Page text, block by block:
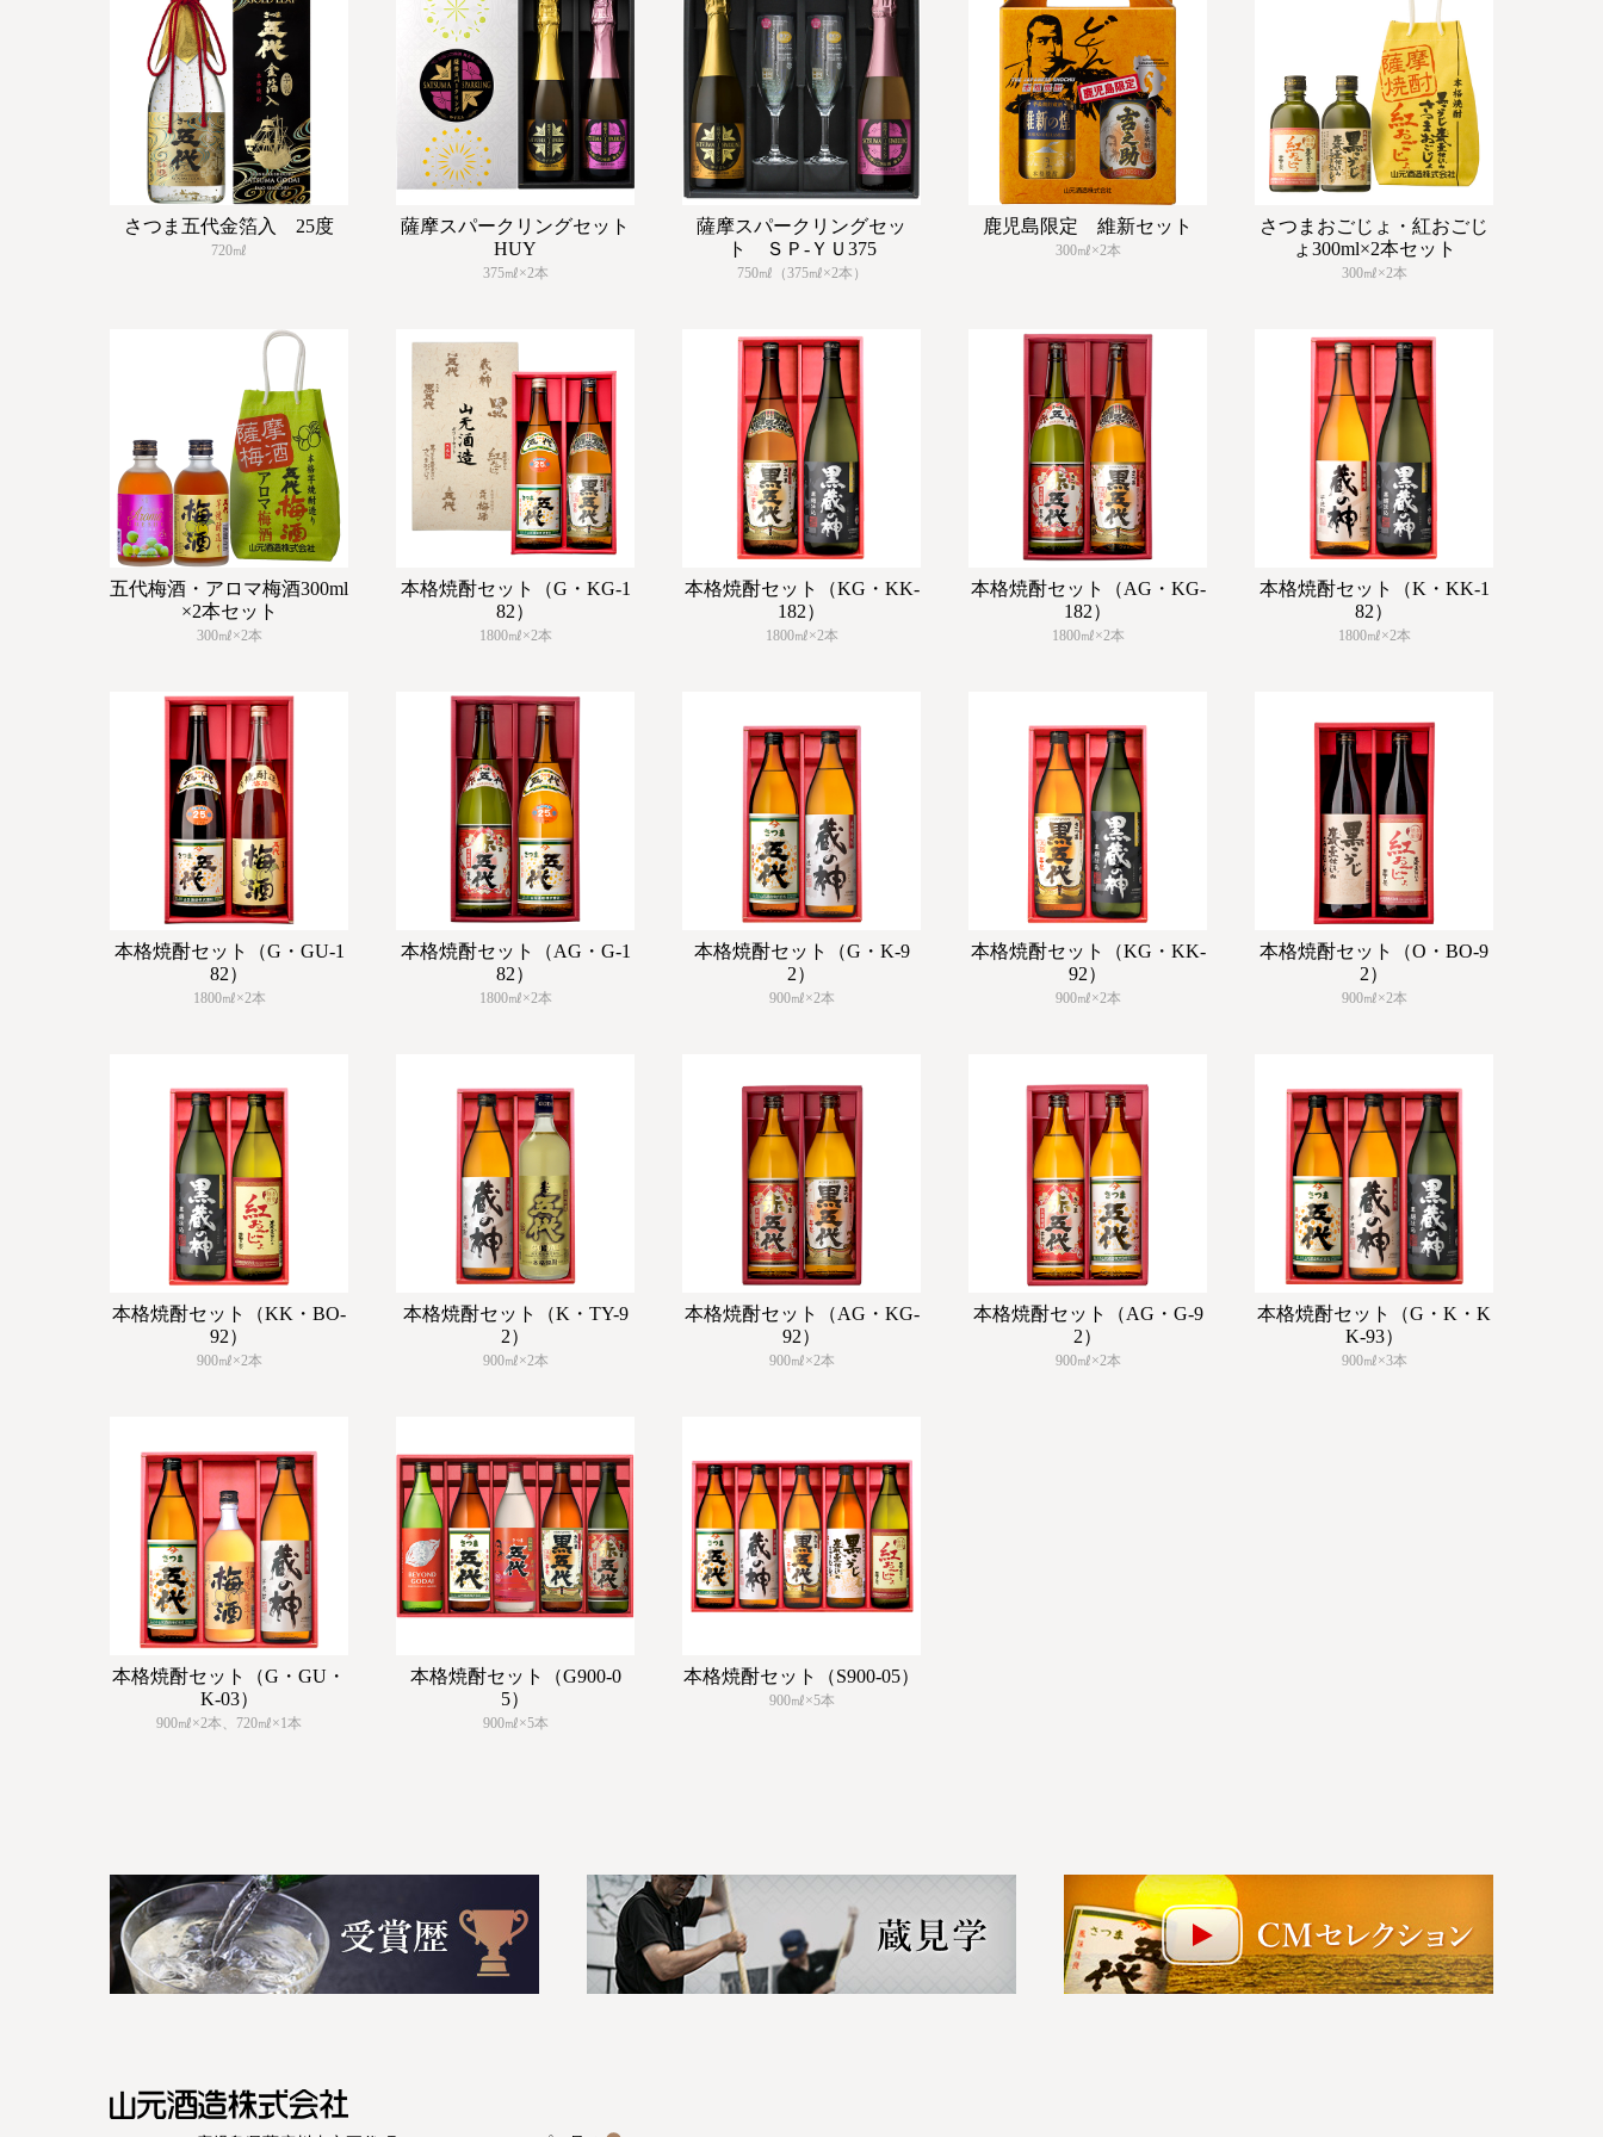
さつま五代金箔入 25度
720㎖
薩摩スパークリングセット
HUY
375㎖×2本
薩摩スパークリングセッ
ト ＳＰ-ＹＵ375
750㎖（375㎖×2本）
鹿児島限定 維新セット
300㎖×2本
さつまおごじょ・紅おごじ
ょ300ml×2本セット
300㎖×2本
五代梅酒・アロマ梅酒300ml
×2本セット
300㎖×2本
本格焼酎セット（G・KG-1
82）
1800㎖×2本
本格焼酎セット（KG・KK-
182）
1800㎖×2本
本格焼酎セット（AG・KG-
182）
1800㎖×2本
本格焼酎セット（K・KK-1
82）
1800㎖×2本
本格焼酎セット（G・GU-1
82）
1800㎖×2本
本格焼酎セット（AG・G-1
82）
1800㎖×2本
本格焼酎セット（G・K-9
2）
900㎖×2本
本格焼酎セット（KG・KK-
92）
900㎖×2本
本格焼酎セット（O・BO-9
2）
900㎖×2本
本格焼酎セット（KK・BO-
92）
900㎖×2本
本格焼酎セット（K・TY-9
2）
900㎖×2本
本格焼酎セット（AG・KG-
92）
900㎖×2本
本格焼酎セット（AG・G-9
2）
900㎖×2本
本格焼酎セット（G・K・K
K-93）
900㎖×3本
本格焼酎セット（G・GU・
K-03）
900㎖×2本、720㎖×1本
本格焼酎セット（G900-0
5）
900㎖×5本
本格焼酎セット（S900-05）
900㎖×5本
山元酒造株式会社